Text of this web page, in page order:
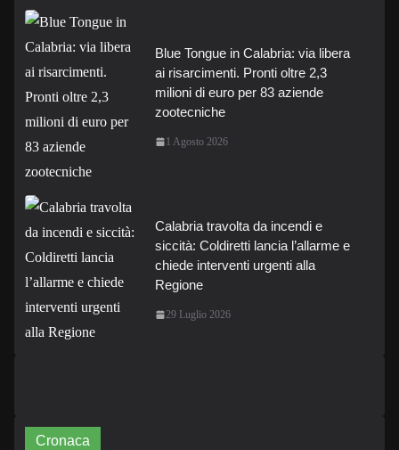
Blue Tongue in Calabria: via libera
ai risarcimenti. Pronti oltre 2,3
milioni di euro per 83 aziende
zootecniche
1 Agosto 2026
Calabria travolta da incendi e
siccità: Coldiretti lancia l’allarme e
chiede interventi urgenti alla
Regione
29 Luglio 2026
Cronaca